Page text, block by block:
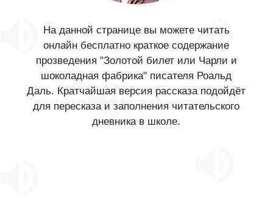
На данной странице вы можете читать
онлайн бесплатно краткое содержание
прозведения "Золотой билет или Чарли и
шоколадная фабрика" писателя Роальд
Даль. Кратчайшая версия рассказа подойдёт
для пересказа и заполнения читательского
дневника в школе.